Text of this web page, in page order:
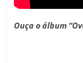
Ouça o álbum